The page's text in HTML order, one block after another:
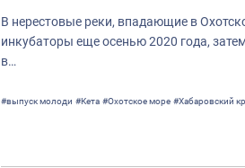
В нерестовые реки, впадающие в
инкубаторы еще осенью 2020 года,
в…
#выпуск молоди #Кета #Охотское море #Хабаровский